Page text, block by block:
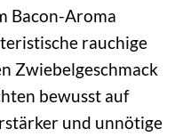
Bacon-Aroma
rauchige
Zwiebelgeschmack
bewusst auf
und unnötige